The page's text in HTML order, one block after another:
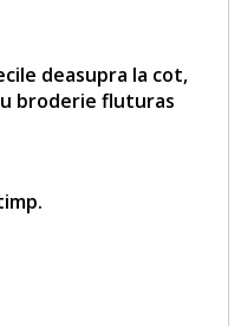
deasupra la cot,
broderie fluturas